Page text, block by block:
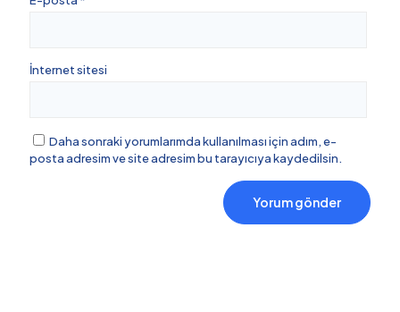
İnternet sitesi
Daha sonraki yorumlarımda kullanılması için adım, e-
posta adresim ve site adresim bu tarayıcıya kaydedilsin.